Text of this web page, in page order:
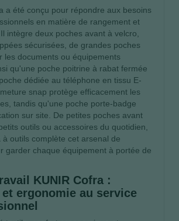
a été conçu pour répondre aux besoins
en matière de rangement et
intègre deux poches avant à velcro,
sécurisées, de grandes poches
les documents ou équipements
qu'une poche poitrine à rabat fermée
dédiée au téléphone en tissu E-
snap protège efficacement les
tandis qu'une poche porte-badge
sur site. De petites poches avant
outils ou accessoires du quotidien,
à outils complète cet arsenal de
garder chaque équipement à portée de
KUNIR Cofra :
ergonomie au service